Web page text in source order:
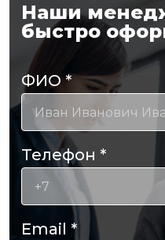
Наши
быстро
ФИО*
Телефон *
Email *